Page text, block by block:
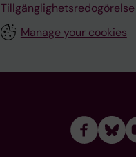
Tillgänglighetsredogörelse
Manage your cookies